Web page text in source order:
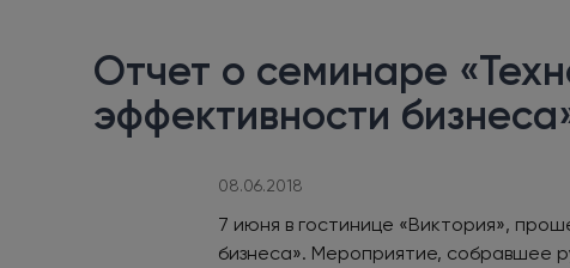
Отчет о семинаре
эффективности
08.06.2018
7 июня в гостинице «Виктория»,
бизнеса». Мероприятие, собравшее